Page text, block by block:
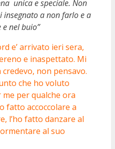
unica e speciale. Non
a non farlo e a
nel buio”
e’ arrivato ieri sera,
e inaspettato. Mi
non pensavo.
che ho voluto
per qualche ora
fatto accoccolare a
l’ho fatto danzare al
al suo